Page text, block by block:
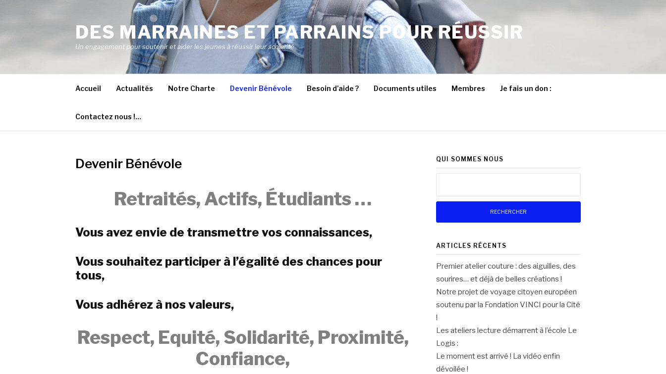
DES MARRAINES ET PARRAINS POUR RÉUSSIR
Un engagement pour soutenir et aider les jeunes à réussir leur scolarité
Accueil Actualités Notre Charte Devenir Bénévole Besoin d’aide ? Documents utiles Membres Je fais un don :
Contactez nous !…
Devenir Bénévole
Retraités, Actifs, Étudiants …
Vous avez envie de transmettre vos connaissances,
Vous souhaitez participer à l’égalité des chances pour
tous,
Vous adhérez à nos valeurs,
Respect, Equité, Solidarité, Proximité,
Confiance,
QUI SOMMES NOUS
ARTICLES RÉCENTS
Premier atelier couture : des aiguilles, des
sourires… et déjà de belles créations !
Notre projet de voyage citoyen européen
soutenu par la Fondation VINCI pour la Cité
!
Les ateliers lecture démarrent à l’école Le
Logis :
Le moment est arrivé ! La vidéo enfin
dévoilée !